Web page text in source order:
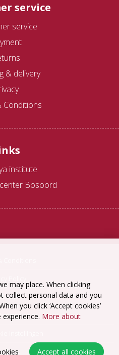
may place. When clicking
collect personal data and you
you click ‘Accept cookies’
More about
Accept all cookies
service
service
& delivery
Conditions
institute
Bosoord